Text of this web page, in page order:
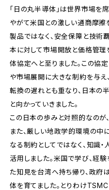
「日の丸半導体」は世界市場を
やがて米国との激しい通商摩擦
製品ではなく、安全保障と技術
本に対して市場開放と価格管
体協定へと至りました。この協
や市場展開に大きな制約を与え
転換の遅れとも重なり、日本
と向かっていきました。
この日本の歩みと対照的なのが
また、厳しい地政学的環境の中
なる制約としてではなく、知識
活用しました。米国で学び、経
た知見を台湾へ持ち帰り、政府
体を育てました。とりわけ